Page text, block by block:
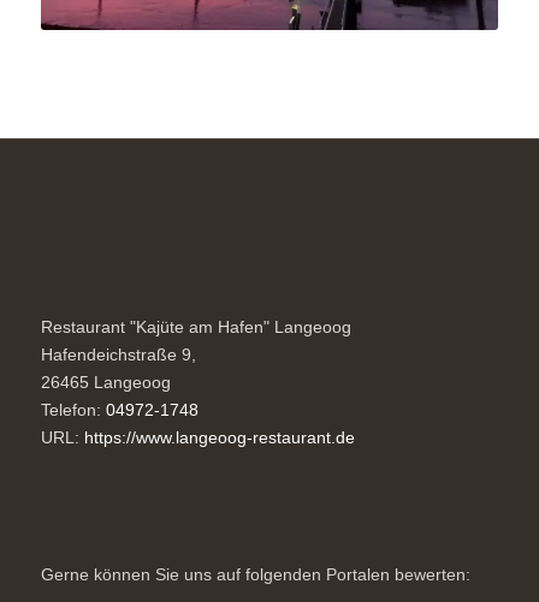
Restaurant "Kajüte am Hafen" Langeoog
Hafendeichstraße 9,
26465 Langeoog
Telefon: 04972-1748
URL: https://www.langeoog-restaurant.de
Gerne können Sie uns auf folgenden Portalen bewerten: